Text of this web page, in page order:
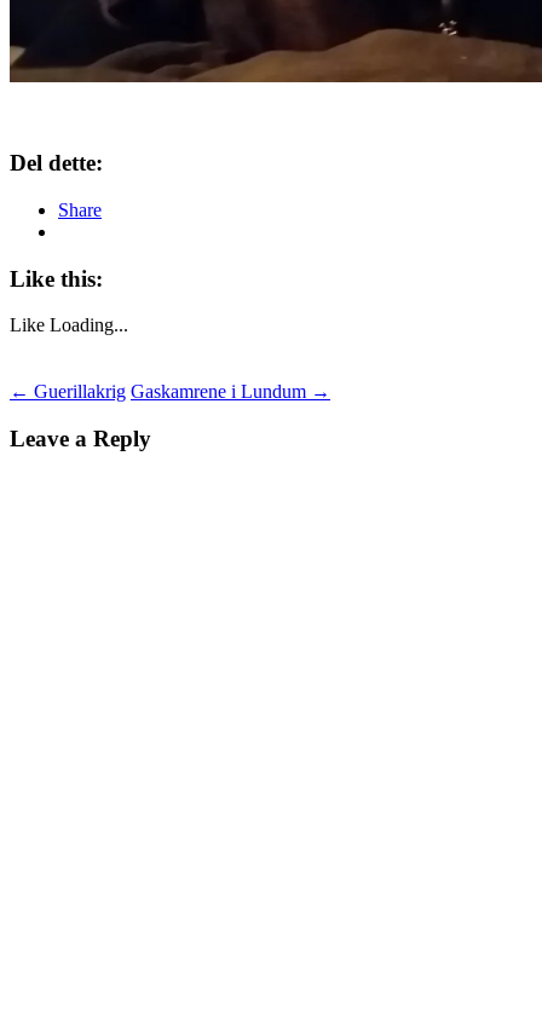
Del dette:
Share
Like this:
Like Loading...
Post
navigation
← Guerillakrig Gaskamrene i Lundum →
Leave a Reply